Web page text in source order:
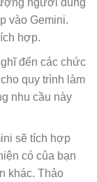
người dùng
vào Gemini.
hợp.
đến các chức
quy trình làm
nhu cầu này
sẽ tích hợp
có của bạn
khác. Thảo